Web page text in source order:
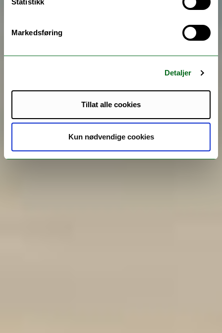
Markedsføring
Detaljer
Tillat alle cookies
Kun nødvendige cookies